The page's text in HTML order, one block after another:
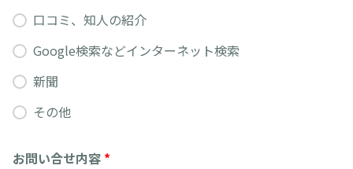
口コミ、知人の紹介
Google検索などインターネット検索
新聞
その他
お問い合せ内容 *